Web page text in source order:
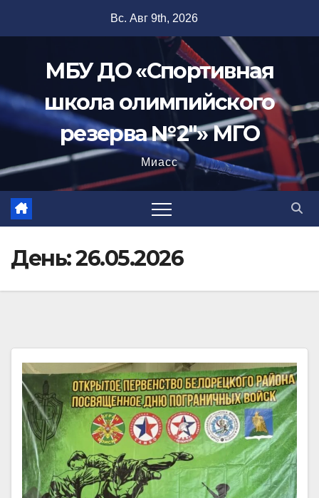
Вс. Авг 9th, 2026
МБУ ДО «Спортивная
школа олимпийского
резерва №2"» МГО
Миасс
День:26.05.2026